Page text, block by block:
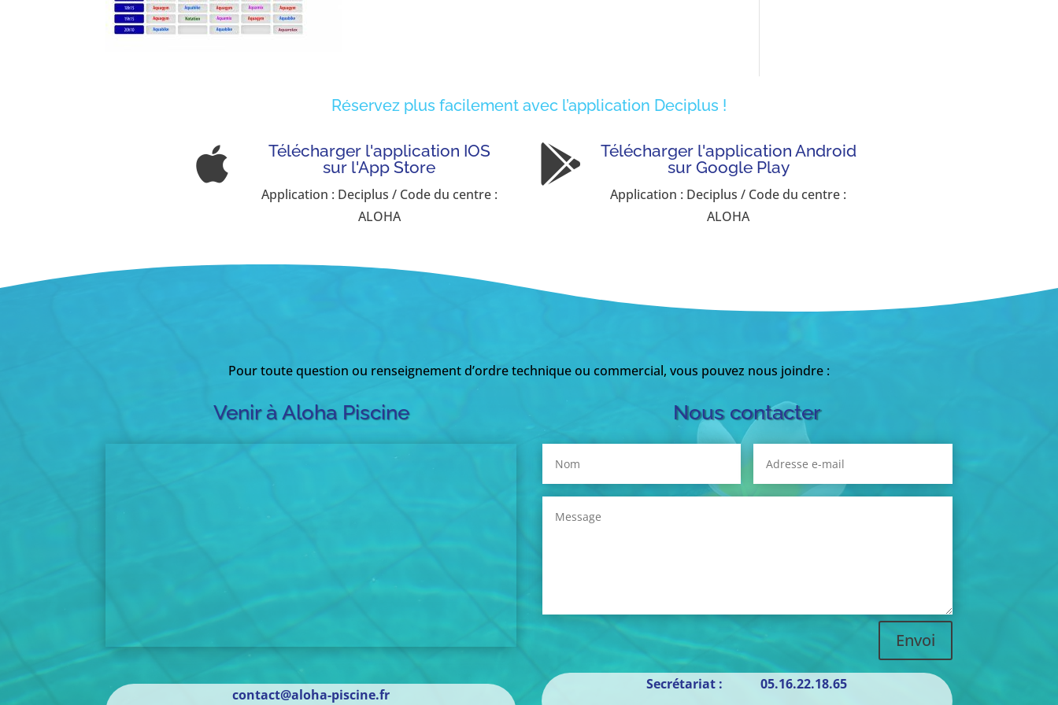
Réservez plus facilement avec l’application Deciplus !

Télécharger l'application IOS
sur l'App Store
Application : Deciplus / Code du centre :
ALOHA

Télécharger l'application Android
sur Google Play
Application : Deciplus / Code du centre :
ALOHA
Pour toute question ou renseignement d’ordre technique ou commercial, vous pouvez nous joindre :
Venir à Aloha Piscine
contact@aloha-piscine.fr
Nous contacter
Envoi
Secrétariat : 05.16.22.18.65